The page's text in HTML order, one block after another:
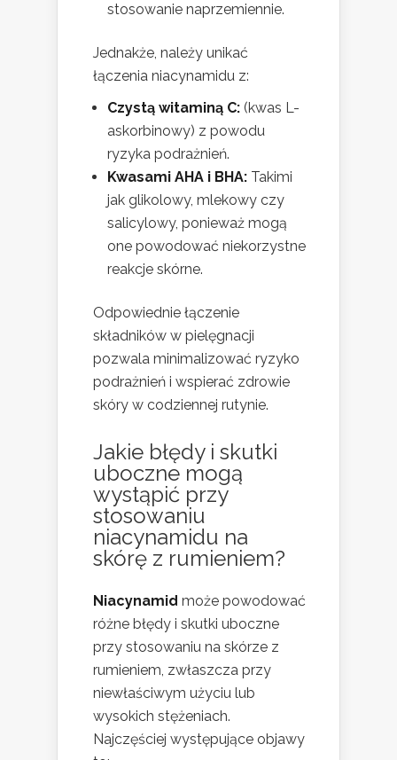
stosowanie naprzemiennie.
Jednakże, należy unikać
łączenia niacynamidu z:
Czystą witaminą C: (kwas L-
askorbinowy) z powodu
ryzyka podrażnień.
Kwasami AHA i BHA: Takimi
jak glikolowy, mlekowy czy
salicylowy, ponieważ mogą
one powodować niekorzystne
reakcje skórne.
Odpowiednie łączenie
składników w pielęgnacji
pozwala minimalizować ryzyko
podrażnień i wspierać zdrowie
skóry w codziennej rutynie.
Jakie błędy i skutki
uboczne mogą
wystąpić przy
stosowaniu
niacynamidu na
skórę z rumieniem?
Niacynamid może powodować
różne błędy i skutki uboczne
przy stosowaniu na skórze z
rumieniem, zwłaszcza przy
niewłaściwym użyciu lub
wysokich stężeniach.
Najczęściej występujące objawy